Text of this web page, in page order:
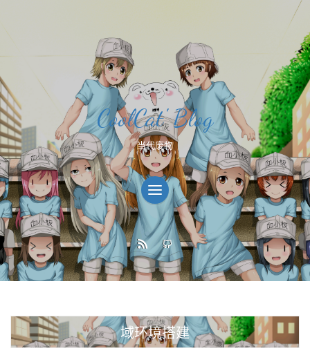
CoolCat' Blog
当代废物
域环境搭建